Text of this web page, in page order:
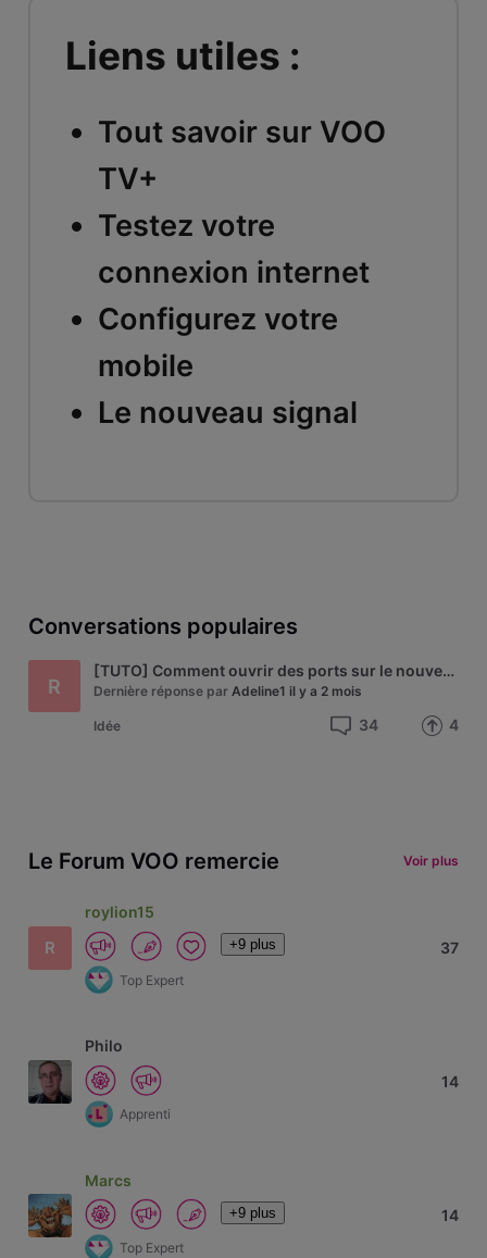
Liens utiles :
Tout savoir sur VOO
TV+
Testez votre
connexion internet
Configurez votre
mobile
Le nouveau signal
Conversations populaires
R
[TUTO] Comment ouvrir des ports sur le nouveau modem Technicolor de VOO - modèle CGA4233
Dernière réponse par Adeline1 il y a 2 mois
Idée 34 4
Le Forum VOO remercie Voir plus
R
roylion15
+9 plus
Top Expert
37
Philo
Apprenti
14
Marcs
+9 plus
Top Expert
14